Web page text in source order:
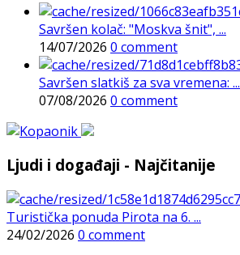
Savršen kolač: "Moskva šnit", ...
14/07/2026 0 comment
Savršen slatkiš za sva vremena: ...
07/08/2026 0 comment
Ljudi i događaji - Najčitanije
Turistička ponuda Pirota na 6. ...
24/02/2026 0 comment